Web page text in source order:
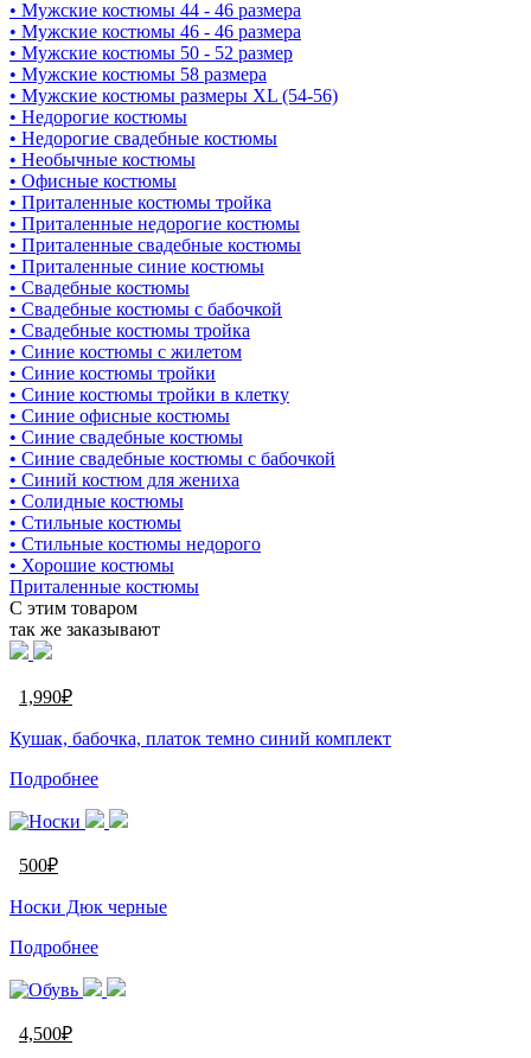
• Мужские костюмы 44 - 46 размера
• Мужские костюмы 46 - 46 размера
• Мужские костюмы 50 - 52 размер
• Мужские костюмы 58 размера
• Мужские костюмы размеры XL (54-56)
• Недорогие костюмы
• Недорогие свадебные костюмы
• Необычные костюмы
• Офисные костюмы
• Приталенные костюмы тройка
• Приталенные недорогие костюмы
• Приталенные свадебные костюмы
• Приталенные синие костюмы
• Свадебные костюмы
• Свадебные костюмы с бабочкой
• Свадебные костюмы тройка
• Синие костюмы с жилетом
• Синие костюмы тройки
• Синие костюмы тройки в клетку
• Синие офисные костюмы
• Синие свадебные костюмы
• Синие свадебные костюмы с бабочкой
• Синий костюм для жениха
• Солидные костюмы
• Стильные костюмы
• Стильные костюмы недорого
• Хорошие костюмы
Приталенные костюмы
С этим товаром
так же заказывают
1,990₽
Кушак, бабочка, платок темно синий комплект
Подробнее
500₽
Носки Дюк черные
Подробнее
4,500₽